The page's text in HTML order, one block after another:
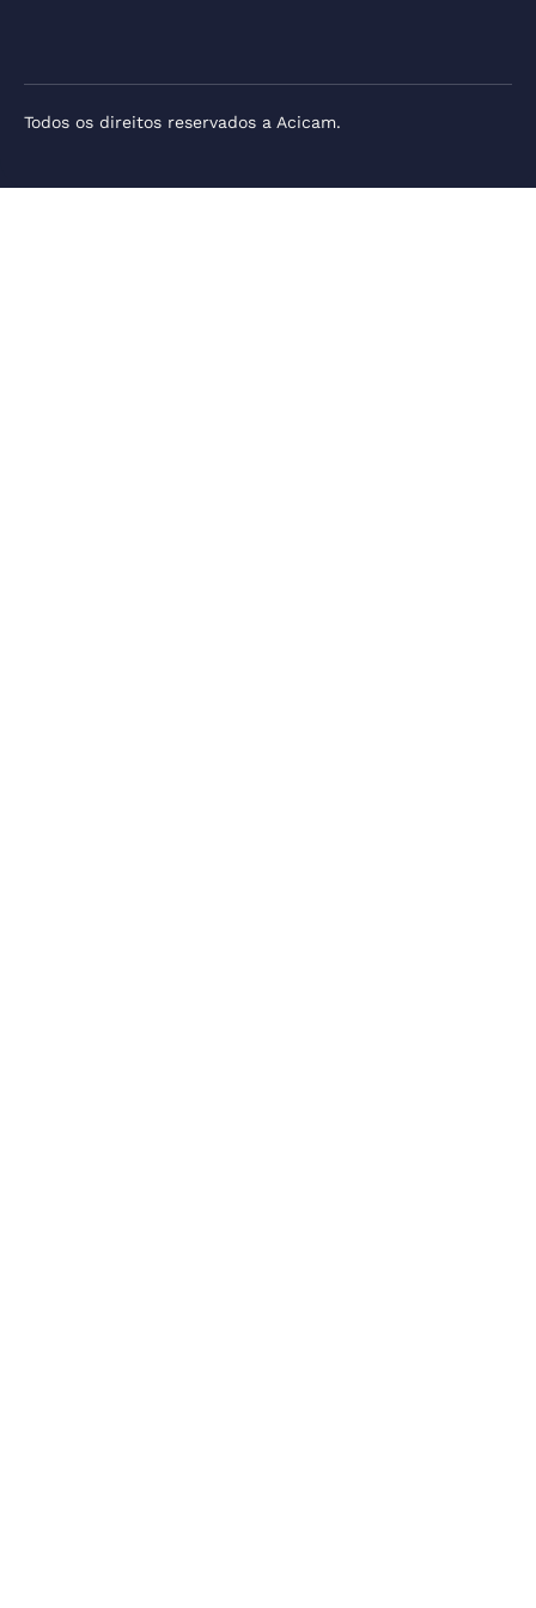
Todos os direitos reservados a Acicam.